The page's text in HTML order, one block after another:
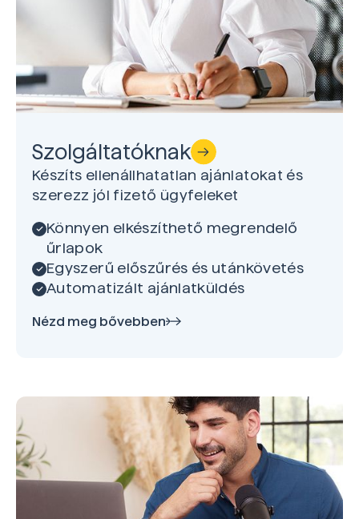
Szolgáltatóknak
Készíts ellenállhatatlan ajánlatokat és
szerezz jól fizető ügyfeleket
Könnyen elkészíthető megrendelő
űrlapok
Egyszerű előszűrés és utánkövetés
Automatizált ajánlatküldés
Nézd meg bővebben